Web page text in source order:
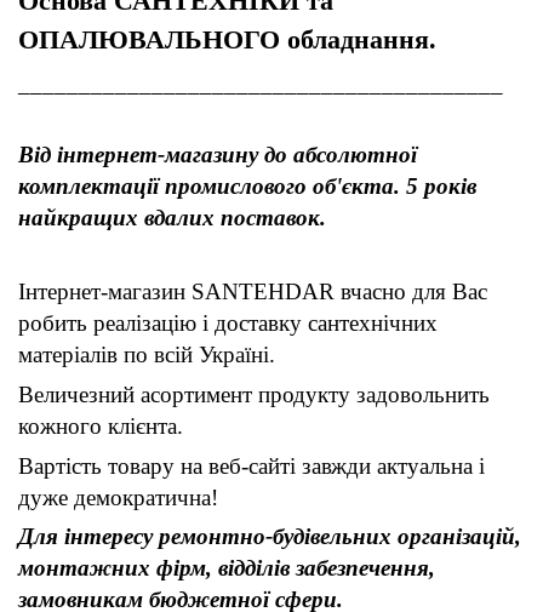
ОПАЛЮВАЛЬНОГО обладнання.
Від інтернет-магазину до абсолютної
комплектації промислового об'єкта. 5 років
найкращих вдалих поставок.
Інтернет-магазин SANTEHDAR вчасно для Вас
робить реалізацію і доставку сантехнічних
матеріалів по всій Україні.
Величезний асортимент продукту задовольнить
кожного клієнта.
Вартість товару на веб-сайті завжди актуальна і
дуже демократична!
Для інтересу ремонтно-будівельних організацій,
монтажних фірм, відділів забезпечення,
замовникам бюджетної сфери.